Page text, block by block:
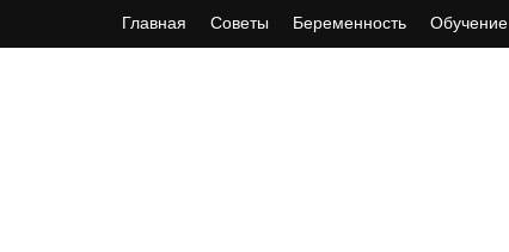
Главная Советы Беременность Обучение